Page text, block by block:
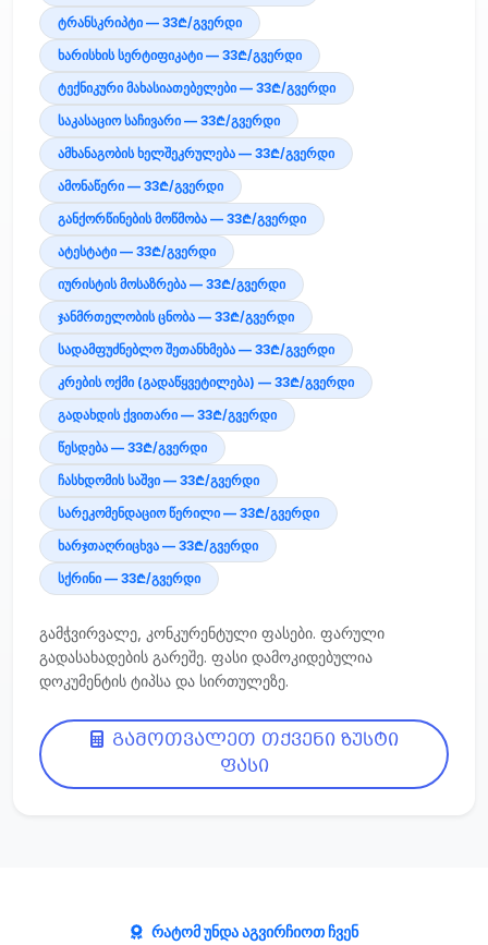
ტრანსკრიპტი — 33₾/გვერდი
ხარისხის სერტიფიკატი — 33₾/გვერდი
ტექნიკური მახასიათებელები — 33₾/გვერდი
საკასაციო საჩივარი — 33₾/გვერდი
ამხანაგობის ხელშეკრულება — 33₾/გვერდი
ამონაწერი — 33₾/გვერდი
განქორწინების მოწმობა — 33₾/გვერდი
ატესტატი — 33₾/გვერდი
იურისტის მოსაზრება — 33₾/გვერდი
ჯანმრთელობის ცნობა — 33₾/გვერდი
სადამფუძნებლო შეთანხმება — 33₾/გვერდი
კრების ოქმი (გადაწყვეტილება) — 33₾/გვერდი
გადახდის ქვითარი — 33₾/გვერდი
წესდება — 33₾/გვერდი
ჩასხდომის საშვი — 33₾/გვერდი
სარეკომენდაციო წერილი — 33₾/გვერდი
ხარჯთაღრიცხვა — 33₾/გვერდი
სქრინი — 33₾/გვერდი
გამჭვირვალე, კონკურენტული ფასები. ფარული
გადასახადების გარეშე. ფასი დამოკიდებულია
დოკუმენტის ტიპსა და სირთულეზე.
გამოთვალეთ თქვენი ზუსტი
ფასი
ᲠᲐᲢᲝᲛ ᲣᲜᲓᲐ ᲐᲒᲕᲘᲠᲩᲘᲝᲗ ᲩᲕᲔᲜ